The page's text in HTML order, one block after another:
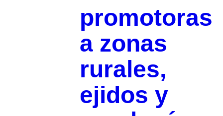
promotoras
a zonas
rurales,
ejidos y